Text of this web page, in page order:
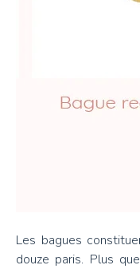
Les bagues
douze paris. Plus